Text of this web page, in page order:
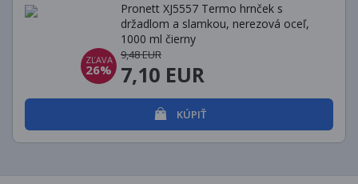
ZĽAVA
26%
Pronett XJ5557 Termo hrnček s
držadlom a slamkou, nerezová oceľ,
1000 ml čierny
9,48 EUR
7,10 EUR
KÚPIŤ